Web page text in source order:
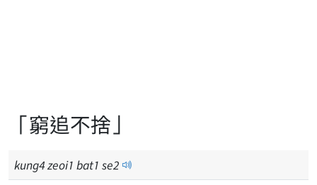
「窮追不捨」
kung4zeoi1 bat1 se2